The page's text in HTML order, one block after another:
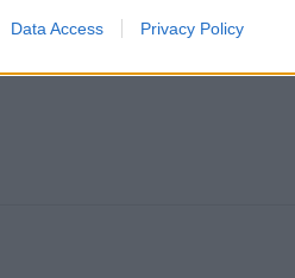
Data Access Privacy Policy